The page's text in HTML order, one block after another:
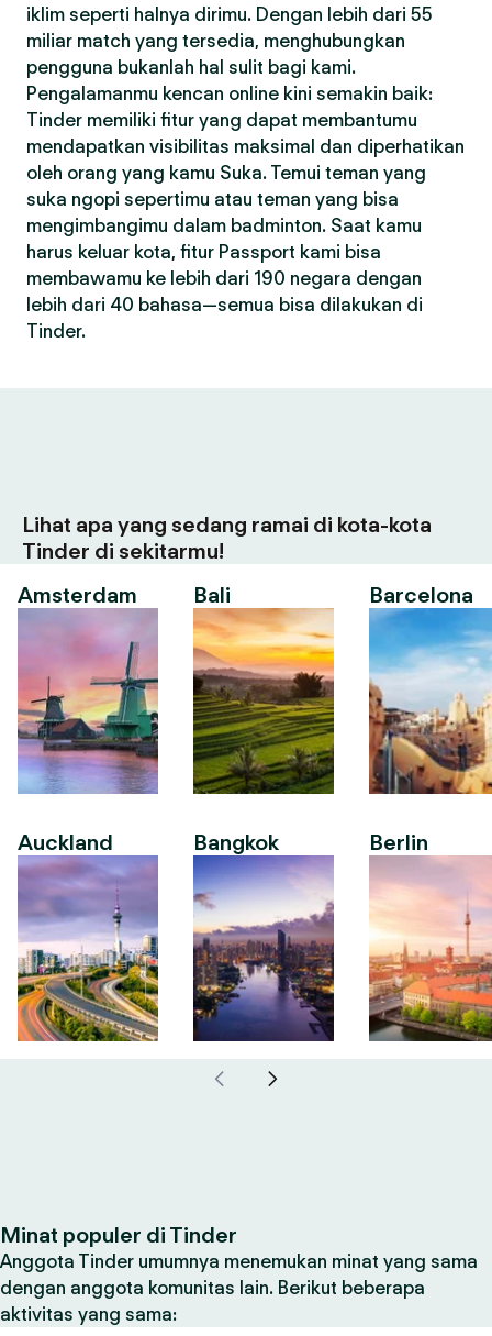
iklim seperti halnya dirimu. Dengan lebih dari 55
miliar match yang tersedia, menghubungkan
pengguna bukanlah hal sulit bagi kami.
Pengalamanmu kencan online kini semakin baik:
Tinder memiliki fitur yang dapat membantumu
mendapatkan visibilitas maksimal dan diperhatikan
oleh orang yang kamu Suka. Temui teman yang
suka ngopi sepertimu atau teman yang bisa
mengimbangimu dalam badminton. Saat kamu
harus keluar kota, fitur Passport kami bisa
membawamu ke lebih dari 190 negara dengan
lebih dari 40 bahasa—semua bisa dilakukan di
Tinder.
Lihat apa yang sedang ramai di kota-kota
Tinder di sekitarmu!
Amsterdam
Auckland
Bali
Bangkok
Barcelona
Berlin
Minat populer di Tinder
Anggota Tinder umumnya menemukan minat yang sama
dengan anggota komunitas lain. Berikut beberapa
aktivitas yang sama: